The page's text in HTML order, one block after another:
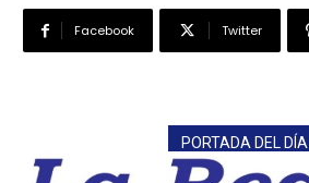
Facebook Twitter
PORTADA DEL DÍA